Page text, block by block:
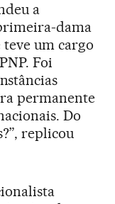
a
dama
um cargo
Foi
permanente
Do
replicou